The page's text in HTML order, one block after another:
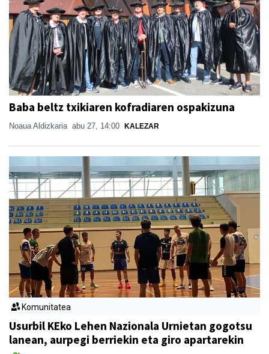
Baba beltz txikiaren kofradiaren ospakizuna
Noaua Aldizkaria abu 27, 14:00 KALEZAR
Komunitatea
Usurbil KEko Lehen Nazionala Urnietan gogotsu
lanean, aurpegi berriekin eta giro apartarekin